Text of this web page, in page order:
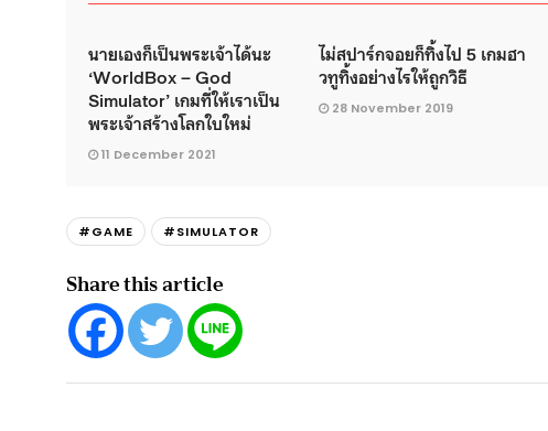
นายเองก็เป็นพระเจ้าได้นะ
‘WorldBox – God
Simulator’ เกมที่ให้เราเป็น
พระเจ้าสร้างโลกใบใหม่
11 December 2021
ไม่สปาร์กจอยก็ทิ้งไป 5 เกมฮา
วทูทิ้งอย่างไรให้ถูกวิธี
28 November 2019
#GAME #SIMULATOR
Share this article